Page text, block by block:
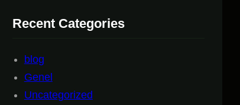
Recent Categories
blog
Genel
Uncategorized